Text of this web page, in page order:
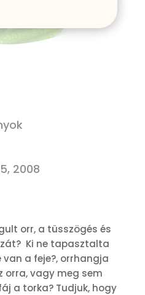
2008
orr, a tüsszögés és
Ki ne tapasztalta
a feje?, orrhangja
orra, vagy meg sem
a torka? Tudjuk, hogy